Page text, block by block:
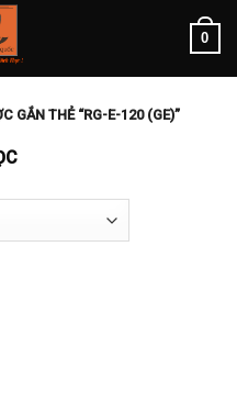
0
GẮN THẺ “RG-E-120 (GE)”